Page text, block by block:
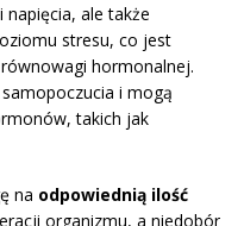
ale także
stresu, co jest
hormonalnej.
i mogą
takich jak
na odpowiednią ilość
organizmu, a niedobór